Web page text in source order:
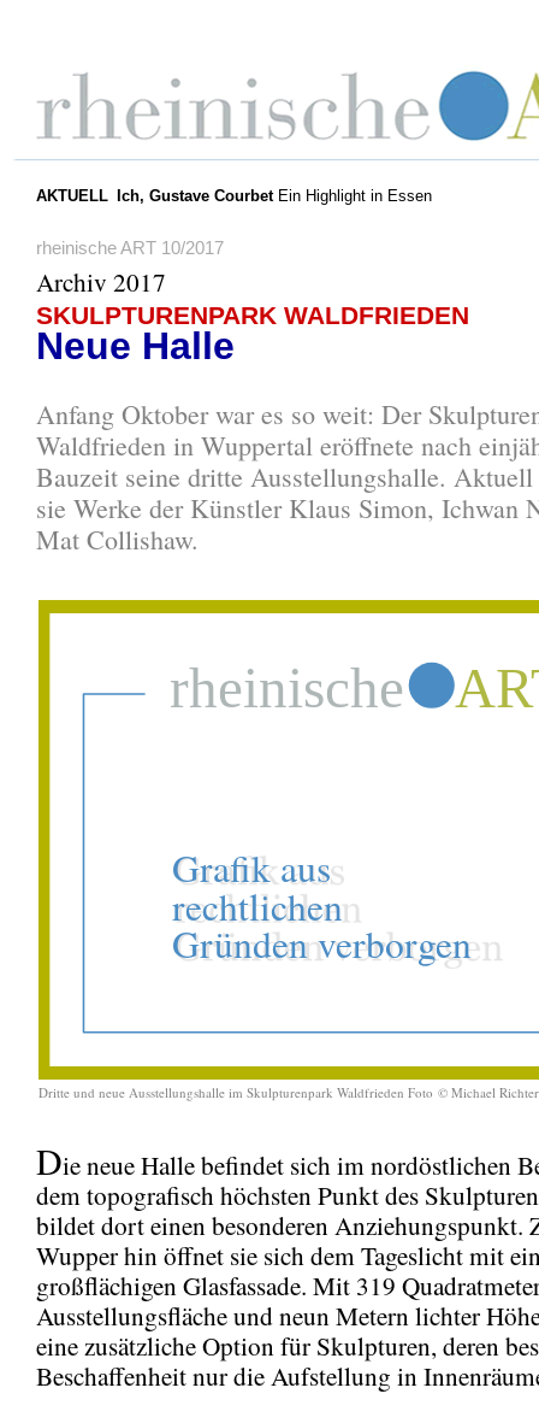
AKTUELL Ich, Gustave CourbetEin Highlight in Essen
rheinische ART 10/2017
Archiv 2017
SKULPTURENPARK WALDFRIEDEN
Neue Halle
Anfang Oktober war es so weit: Der
Waldfrieden in Wuppertal eröffnete nach
Bauzeit seine dritte Ausstellungshalle. Aktuell
sie Werke der Künstler Klaus Simon, Ichwan
Mat Collishaw.
Dritte und neue Ausstellungshalle im Skulpturenpark Waldfrieden Foto © Michael
Die neue Halle befindet sich im nordöstlichen
dem topografisch höchsten Punkt des
bildet dort einen besonderen Anziehungspunkt.
Wupper hin öffnet sie sich dem Tageslicht mit
großflächigen Glasfassade. Mit 319
Ausstellungsfläche und neun Metern lichter
eine zusätzliche Option für Skulpturen, deren
Beschaffenheit nur die Aufstellung in